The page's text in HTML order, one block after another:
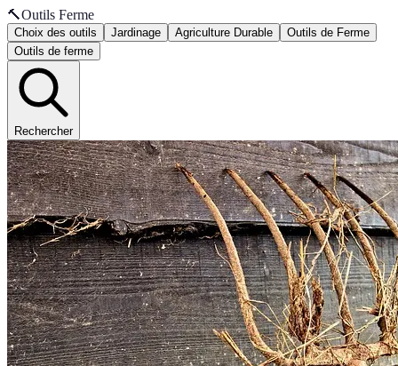
🔨Outils Ferme
Choix des outils Jardinage Agriculture Durable
Outils de Ferme
Outils de ferme
Rechercher